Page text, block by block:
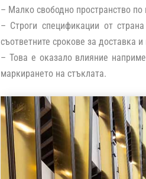
– Малко свободно пространство
– Строги спецификации от
съответните срокове за доставка
– Това е оказало влияние
маркирането на стъклата.